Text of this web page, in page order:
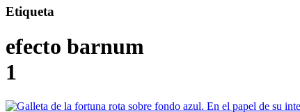
Etiqueta
efecto barnum
1